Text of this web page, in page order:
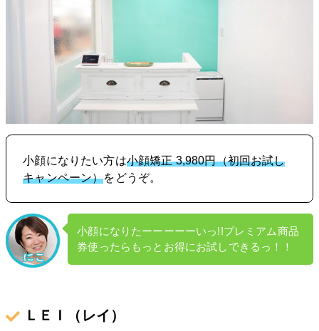
小顔になりたい方は小顔矯正 3,980円（初回お試し
キャンペーン）をどうぞ。
小顔になりたーーーーーいっ!!プレミアム商品
券使ったらもっとお得にお試しできるっ！！
ＬＥＩ（レイ）